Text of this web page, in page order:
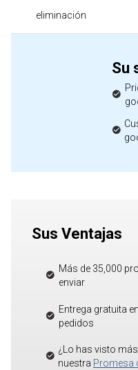
eliminación
Su
Sus Ventajas
Más de 35,000
enviar
Entrega gratuita
pedidos
¿Lo has visto
nuestra Promesa